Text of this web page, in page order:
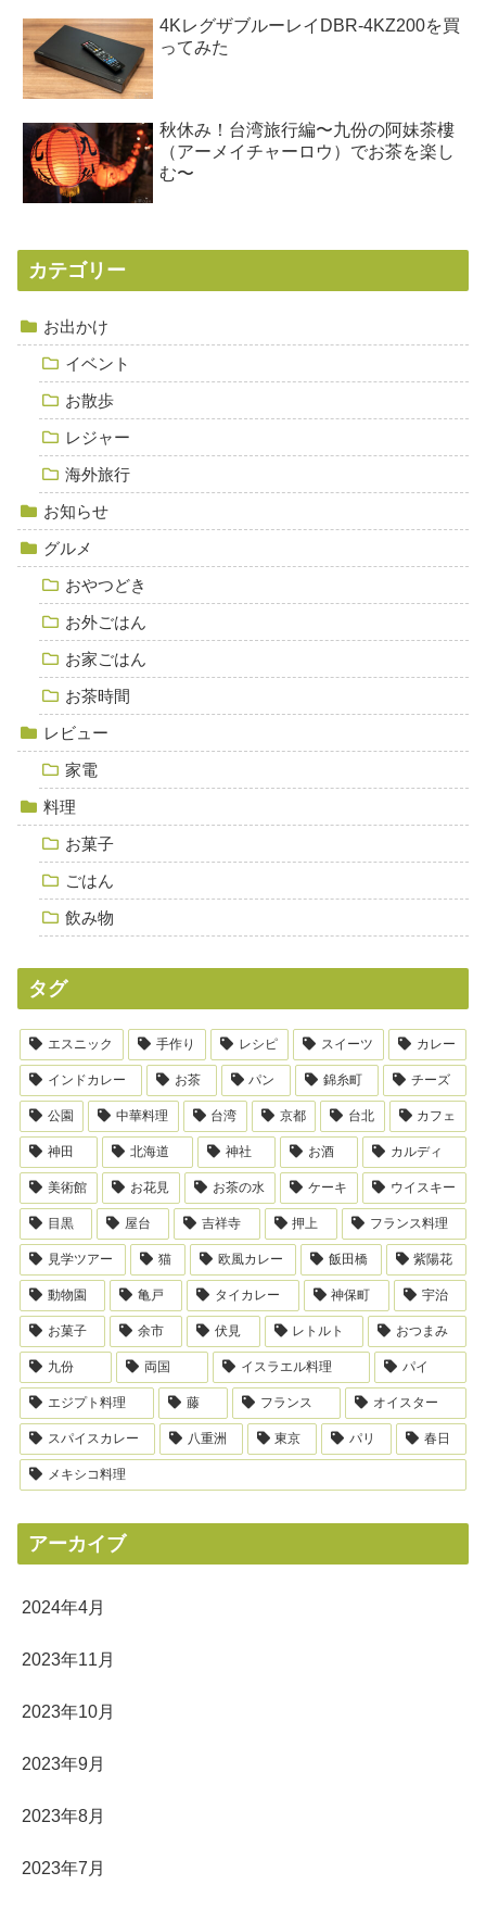
4KレグザブルーレイDBR-4KZ200を買
ってみた
秋休み！台湾旅行編〜九份の阿妹茶樓
（アーメイチャーロウ）でお茶を楽し
む〜
カテゴリー
お出かけ
イベント
お散歩
レジャー
海外旅行
お知らせ
グルメ
おやつどき
お外ごはん
お家ごはん
お茶時間
レビュー
家電
料理
お菓子
ごはん
飲み物
タグ
エスニック 手作り レシピ スイーツ カレー
インドカレー お茶 パン 錦糸町 チーズ
公園 中華料理 台湾 京都 台北 カフェ
神田 北海道 神社 お酒 カルディ
美術館 お花見 お茶の水 ケーキ ウイスキー
目黒 屋台 吉祥寺 押上 フランス料理
見学ツアー 猫 欧風カレー 飯田橋 紫陽花
動物園 亀戸 タイカレー 神保町 宇治
お菓子 余市 伏見 レトルト おつまみ
九份 両国 イスラエル料理 パイ
エジプト料理 藤 フランス オイスター
スパイスカレー 八重洲 東京 パリ 春日
メキシコ料理
アーカイブ
2024年4月
2023年11月
2023年10月
2023年9月
2023年8月
2023年7月